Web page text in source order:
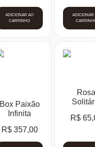
ADICIONAR AO
CARRINHO
ADICIONAR
Box Paixão
Infinita
R$357,00
R$